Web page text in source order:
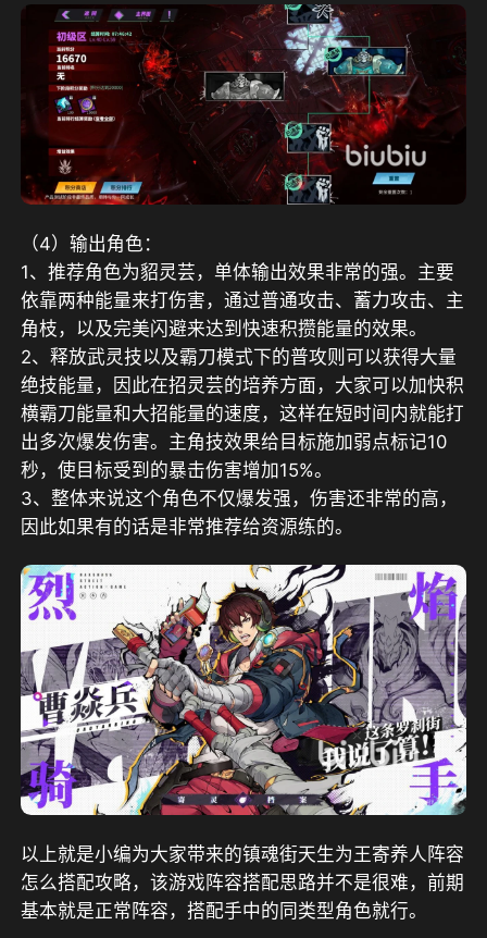
（4）输出角色：
1、推荐角色为貂灵芸，单体输出效果非常的强。主要
依靠两种能量来打伤害，通过普通攻击、蓄力攻击、主
角枝，以及完美闪避来达到快速积攒能量的效果。
2、释放武灵技以及霸刀模式下的普攻则可以获得大量
绝技能量，因此在招灵芸的培养方面，大家可以加快积
横霸刀能量和大招能量的速度，这样在短时间内就能打
出多次爆发伤害。主角技效果给目标施加弱点标记10
秒，使目标受到的暴击伤害增加15%。
3、整体来说这个角色不仅爆发强，伤害还非常的高，
因此如果有的话是非常推荐给资源练的。
以上就是小编为大家带来的镇魂街天生为王寄养人阵容
怎么搭配攻略，该游戏阵容搭配思路并不是很难，前期
基本就是正常阵容，搭配手中的同类型角色就行。